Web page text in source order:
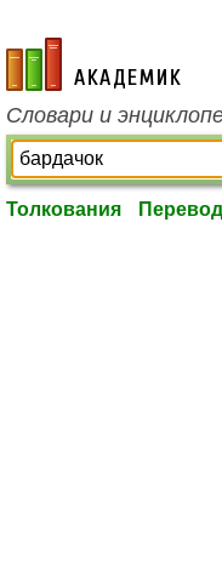
academic.ru
Словари и
Толкования